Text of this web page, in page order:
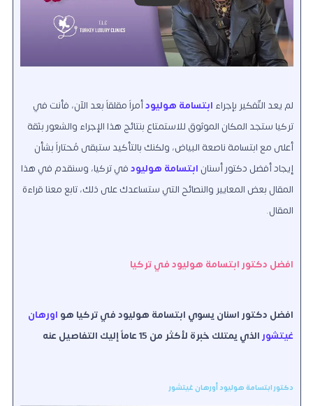
لم يعد التّفكير بإجراء ابتسامة هوليودأمراً مقلقاً بعد الآن، فأنت في
تركيا ستجد المكان الموثوق للاستمتاع بنتائج هذا الإجراء والشعور بثقة
أعلى مع ابتسامة ناصعة البياض، ولكنك بالتأكيد ستبقى مُحتاراً بشأن
إيجاد أفضل دكتور أسنان ابتسامة هوليودفي تركيا، وسنقدم في هذا
المقال بعض المعايير والنصائح التي ستساعدك على ذلك، تابع معنا قراءة
المقال.
افضل دكتور ابتسامة هوليود في تركيا
افضل دكتور اسنان يسوي ابتسامة هوليود في تركيا هو اورهان
غيتشورالذي يمتلك خبرة لأكثر من 15 عاماً إليك التفاصيل عنه
دكتور ابتسامة هوليود أورهان غيتشور